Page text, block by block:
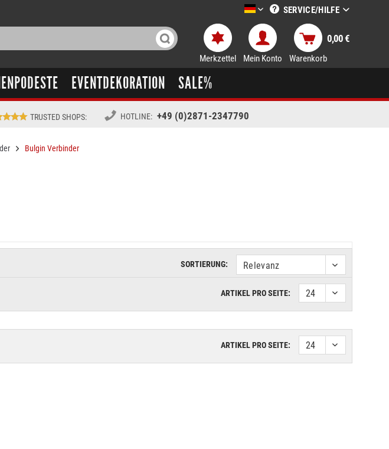
LTT-Versand deutsch
SERVICE/HILFE
Merkzettel Mein Konto Warenkorb
0,00 €
EVENTDEKORATION SALE%
TRUSTED SHOPS: HOTLINE: +49 (0)2871-2347790
Bulgin Verbinder
SORTIERUNG:
ARTIKEL PRO SEITE:
ARTIKEL PRO SEITE: